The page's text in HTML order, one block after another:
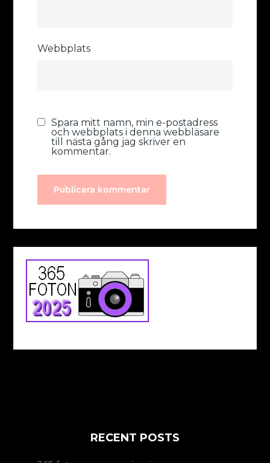
Webbplats
Spara mitt namn, min e-postadress
och webbplats i denna webbläsare
till nästa gång jag skriver en
kommentar.
RECENT POSTS